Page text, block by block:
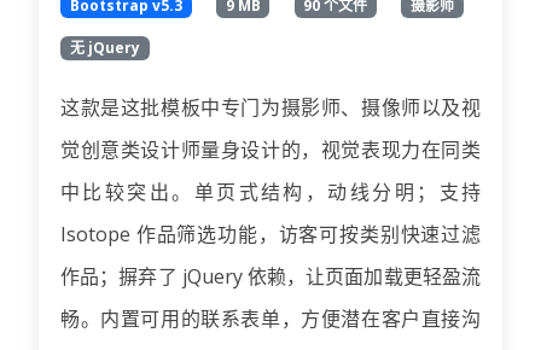
Bootstrap v5.3 9 MB 90 个文件 摄影师
无 jQuery
这款是这批模板中专门为摄影师、摄像师以及视
觉创意类设计师量身设计的，视觉表现力在同类
中比较突出。单页式结构，动线分明；支持
Isotope 作品筛选功能，访客可按类别快速过滤
作品；摒弃了 jQuery 依赖，让页面加载更轻盈流
畅。内置可用的联系表单，方便潜在客户直接沟